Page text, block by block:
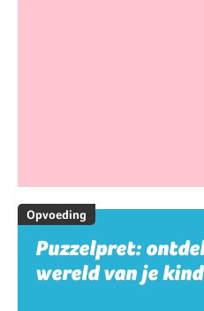
Opvoeding
Puzzelpret:
wereld van je kind